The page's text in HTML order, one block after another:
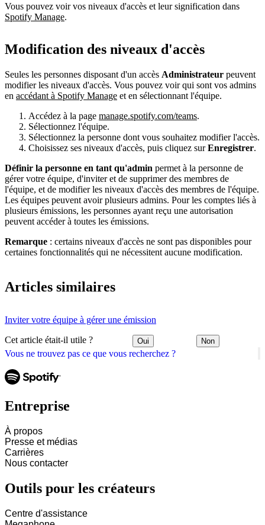
Vous ne trouvez pas ce que vous recherchez ?
Vous pouvez voir vos niveaux d'accès et leur signification dans
Spotify Manage.
Modification des niveaux d'accès
Seules les personnes disposant d'un accès Administrateur peuvent
modifier les niveaux d'accès. Vous pouvez voir qui sont vos admins
en accédant à Spotify Manage et en sélectionnant l'équipe.
Accédez à la page manage.spotify.com/teams.
Sélectionnez l'équipe.
Sélectionnez la personne dont vous souhaitez modifier l'accès.
Choisissez ses niveaux d'accès, puis cliquez surEnregistrer.
Définir la personne en tant qu'admin permet à la personne de
gérer votre équipe, d'inviter et de supprimer des membres de
l'équipe, et de modifier les niveaux d'accès des membres de l'équipe.
Les équipes peuvent avoir plusieurs admins. Pour les comptes liés à
plusieurs émissions, les personnes ayant reçu une autorisation
peuvent accéder à toutes les émissions.
Remarque : certains niveaux d'accès ne sont pas disponibles pour
certaines fonctionnalités qui ne nécessitent aucune modification.
Articles similaires
Inviter votre équipe à gérer une émission
Cet article était-il utile ? Oui Non
Entreprise
À propos
Presse et médias
Carrières
Nous contacter
Outils pour les créateurs
Centre d'assistance